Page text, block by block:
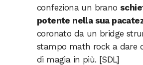
confeziona un brano
potente nella sua
coronato da un bridge
stampo math rock a dare
di magia in più. [SDL]